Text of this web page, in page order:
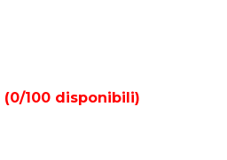
(0/100 disponibili)